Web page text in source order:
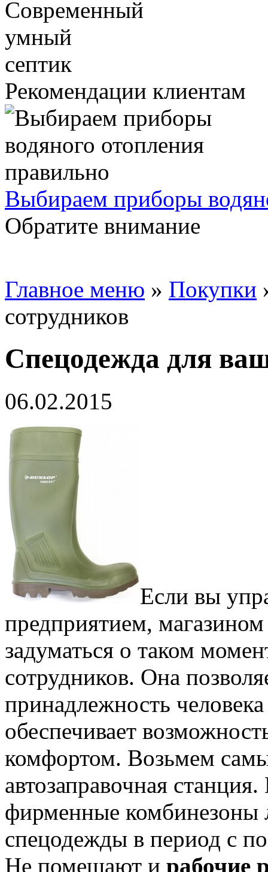
Рекомендации клиентам
Выбираем приборы
Обратите внимание
Главное меню » Покупки
сотрудников
Спецодежда для
06.02.2015
Если вы
предприятием,
задуматься о таком
сотрудников. Она
принадлежность
обеспечивает
комфортом. Возьмем
автозаправочная
фирменные комбинезоны
спецодежды в период с
Не помешают и рабочие